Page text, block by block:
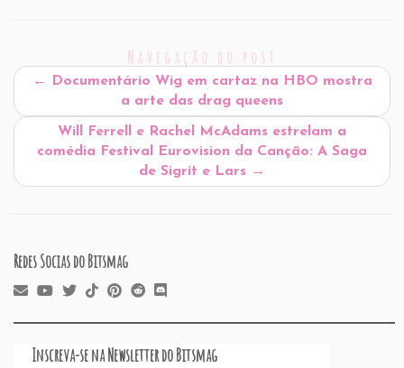
b
o
k
e
dI
n
A
p
p
P
re
ss
t
d
s
d
n
Navegação do post
←
Documentário Wig em cartaz na HBO mostra
a arte das drag queens
Will Ferrell e Rachel McAdams estrelam a
comédia Festival Eurovision da Canção: A Saga
de Sigrit e Lars →
Redes Socias do Bitsmag
Inscreva-se na Newsletter do Bitsmag